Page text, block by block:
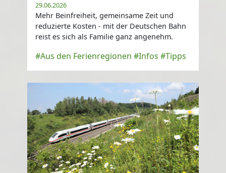
29.06.2026
Mehr Beinfreiheit, gemeinsame Zeit und
reduzierte Kosten - mit der Deutschen Bahn
reist es sich als Familie ganz angenehm.
#Aus den Ferienregionen #Infos #Tipps